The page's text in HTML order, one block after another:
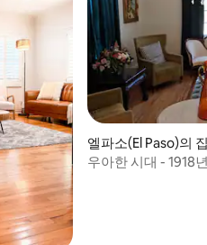
엘파소(El Paso)의 집
우아한 시대 - 1918